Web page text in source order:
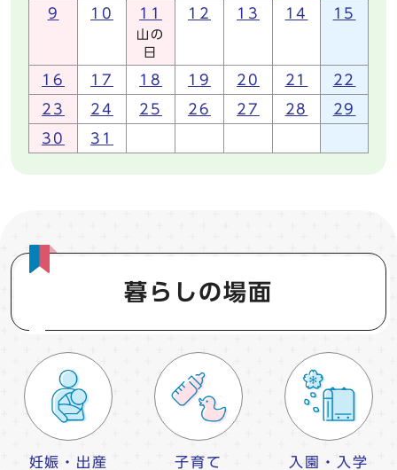
9 10 11
山の
日
12 13 14 15
16 17 18 19 20 21 22
23 24 25 26 27 28 29
30 31
暮らしの場面
妊娠・出産 子育て 入園・入学